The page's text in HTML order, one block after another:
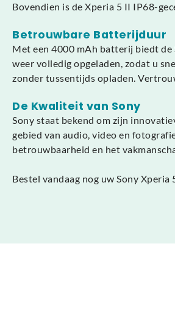
Bovendien is de Xperia 5 II IP68-
Betrouwbare Batterijduur
Met een 4000 mAh batterij biedt
weer volledig opgeladen, zodat u
zonder tussentijds opladen.
De Kwaliteit van Sony
Sony staat bekend om zijn
gebied van audio, video en
betrouwbaarheid en het
Bestel vandaag nog uw Sony